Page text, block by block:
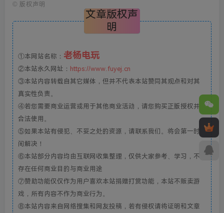
© 版权声明
文章版权声
明
①本网站名称： 老杨电玩
②本站永久网址： https://www.fuyej.cn
③本站内容转载自其它媒体，但并不代表本站赞同其观点和对其
真实性负责。
④若您需要商业运营或用于其他商业活动，请您购买正版授权并
合法使用。
⑤如果本站有侵犯、不妥之处的资源，请联系我们。将会第一时
间解决！
⑥本站部分内容均由互联网收集整理，仅供大家参考、学习，不
存在任何商业目的与商业用途
⑦赞助功能仅仅作为用户喜欢本站捐赠打赏功能，本站不贩卖游
戏，所有内容不作为商业行为。
⑧本站内容来自网络搜集和网友投稿，若有侵权请将证明和文章